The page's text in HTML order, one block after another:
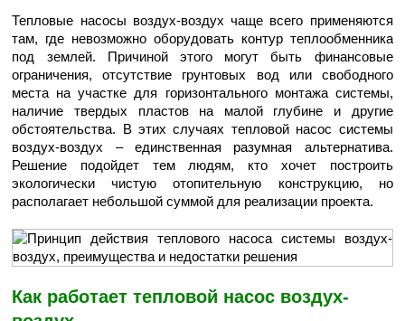
Тепловые насосы воздух-воздух чаще всего применяются
там, где невозможно оборудовать контур теплообменника
под землей. Причиной этого могут быть финансовые
ограничения, отсутствие грунтовых вод или свободного
места на участке для горизонтального монтажа системы,
наличие твердых пластов на малой глубине и другие
обстоятельства. В этих случаях тепловой насос системы
воздух-воздух – единственная разумная альтернатива.
Решение подойдет тем людям, кто хочет построить
экологически чистую отопительную конструкцию, но
располагает небольшой суммой для реализации проекта.
Как работает тепловой насос воздух-